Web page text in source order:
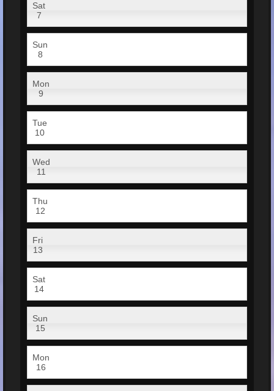
Sat
7
Sun
8
Mon
9
Tue
10
Wed
11
Thu
12
Fri
13
Sat
14
Sun
15
Mon
16